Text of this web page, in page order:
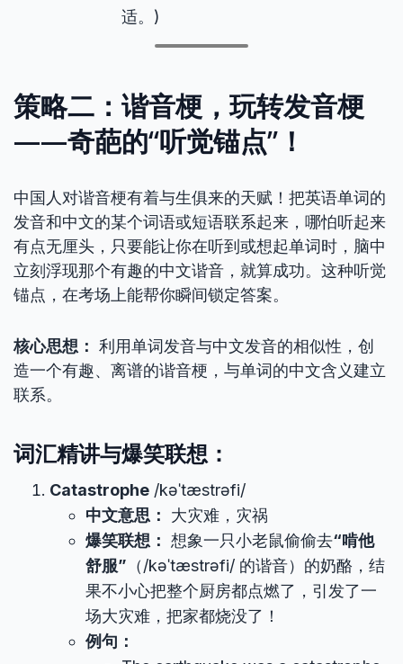
适。)
策略二：谐音梗，玩转发音梗
——奇葩的“听觉锚点”！
中国人对谐音梗有着与生俱来的天赋！把英语单词的
发音和中文的某个词语或短语联系起来，哪怕听起来
有点无厘头，只要能让你在听到或想起单词时，脑中
立刻浮现那个有趣的中文谐音，就算成功。这种听觉
锚点，在考场上能帮你瞬间锁定答案。
核心思想： 利用单词发音与中文发音的相似性，创
造一个有趣、离谱的谐音梗，与单词的中文含义建立
联系。
词汇精讲与爆笑联想：
Catastrophe /kəˈtæstrəfi/
中文意思：
大灾难，灾祸
爆笑联想： 想象一只小老鼠偷偷去“啃他
舒服” （/kəˈtæstrəfi/ 的谐音）的奶酪，结
果不小心把整个厨房都点燃了，引发了一
场大灾难，把家都烧没了！
例句：